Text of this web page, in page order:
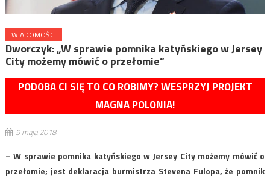
WIADOMOŚCI
Dworczyk: „W sprawie pomnika katyńskiego w Jersey
City możemy mówić o przełomie”
PODOBA CI SIĘ TO CO ROBIMY? WESPRZYJ PROJEKT
MAGNA POLONIA!
9 maja 2018
– W sprawie pomnika katyńskiego w Jersey City możemy mówić o
przełomie; jest deklaracja burmistrza Stevena Fulopa, że pomnik